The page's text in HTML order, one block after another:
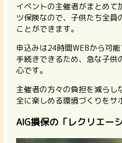
イベントの主催者がまとめて
ツ保険なので、子供たち全員
ことができます。
申込みは24時間WEBから可
手続きできるため、急な子供
心です。
主催者の方々の負担を減らし
全に楽しめる環境づくりをサ
AIG損保の「レクリエー